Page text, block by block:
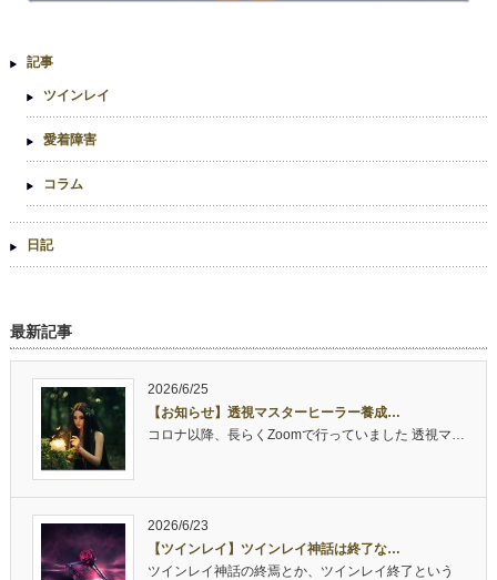
記事
ツインレイ
愛着障害
コラム
日記
最新記事
2026/6/25
【お知らせ】透視マスターヒーラー養成…
コロナ以降、長らくZoomで行っていました 透視マ…
2026/6/23
【ツインレイ】ツインレイ神話は終了な…
ツインレイ神話の終焉とか、ツインレイ終了という